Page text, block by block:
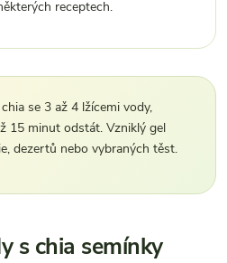
receptech.
se 3 až 4 lžícemi vody,
15 minut odstát. Vzniklý gel
dezertů nebo vybraných těst.
s chia semínky